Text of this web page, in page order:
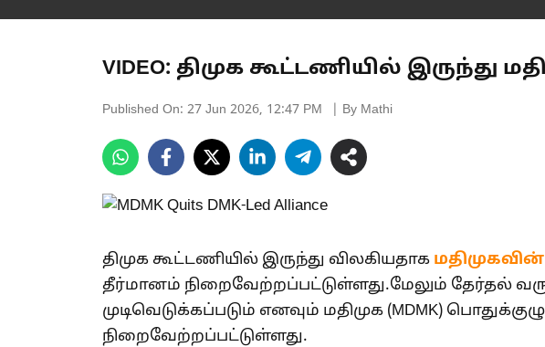
VIDEO: திமுக கூட்டணியில் இருந்து
Published On: 27 Jun 2026, 12:47 PM | By Mathi
திமுக கூட்டணியில் இருந்து விலகியதாக
தீர்மானம் நிறைவேற்றப்பட்டுள்ளது.மேலும் தேர்தல்
முடிவெடுக்கப்படும் எனவும் மதிமுக (MDMK)
நிறைவேற்றப்பட்டுள்ளது.